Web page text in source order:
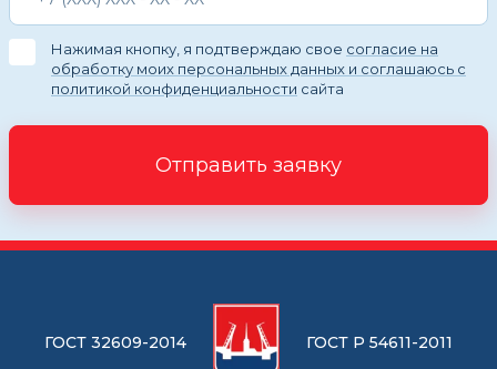
Нажимая кнопку, я подтверждаю свое согласие на
обработку моих персональных данных и соглашаюсь с
политикой конфиденциальности сайта
Отправить заявку
ГОСТ 32609-2014 ГОСТ Р 54611-2011